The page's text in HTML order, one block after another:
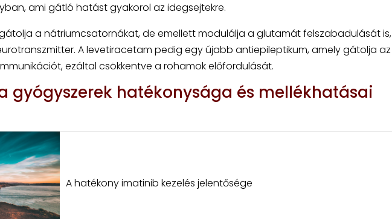
ami gátló hatást gyakorol az idegsejtekre.
a nátriumcsatornákat, de emellett modulálja a glutamát felszabadulását is,
A levetiracetam pedig egy újabb antiepileptikum, amely gátolja az
ezáltal csökkentve a rohamok előfordulását.
gyógyszerek hatékonysága és mellékhatásai
A hatékony imatinib kezelés jelentősége